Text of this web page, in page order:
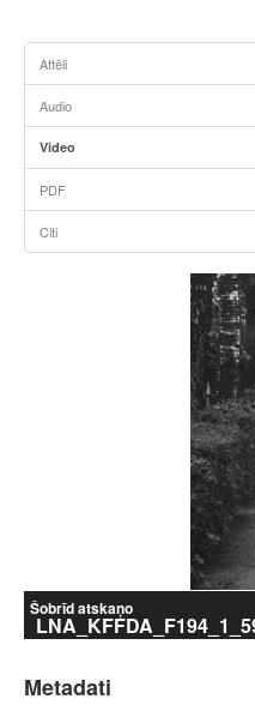
Attēli
Audio
Video
PDF
Citi
Šobrīd atskaņo
XX_HD_25fps.mp4
Metadati